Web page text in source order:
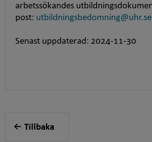
arbetssökandes
post: utbildningsbedomning@uhr.se
Senast uppdaterad: 2024-11-30
Tillbaka